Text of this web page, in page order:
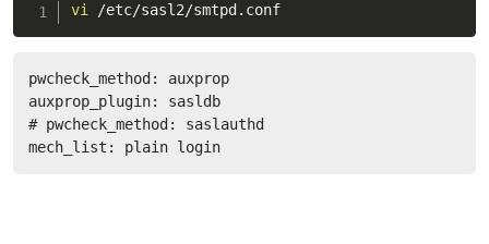
vi /etc/sasl2/smtpd.conf
pwcheck_method: auxprop
auxprop_plugin: sasldb
# pwcheck_method: saslauthd
mech_list: plain login